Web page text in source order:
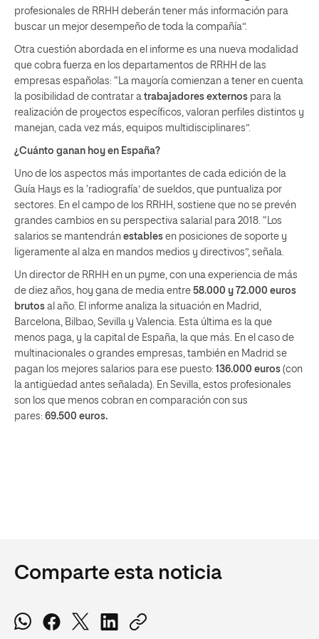
profesionales de RRHH deberán tener más información para
buscar un mejor desempeño de toda la compañía”.
Otra cuestión abordada en el informe es una nueva modalidad
que cobra fuerza en los departamentos de RRHH de las
empresas españolas: “La mayoría comienzan a tener en cuenta
la posibilidad de contratar a trabajadores externos para la
realización de proyectos específicos, valoran perfiles distintos y
manejan, cada vez más, equipos multidisciplinares”.
¿Cuánto ganan hoy en España?
Uno de los aspectos más importantes de cada edición de la
Guía Hays es la ‘radiografía’ de sueldos, que puntualiza por
sectores. En el campo de los RRHH, sostiene que no se prevén
grandes cambios en su perspectiva salarial para 2018. “Los
salarios se mantendrán estables en posiciones de soporte y
ligeramente al alza en mandos medios y directivos”, señala.
Un director de RRHH en un pyme, con una experiencia de más
de diez años, hoy gana de media entre 58.000 y 72.000 euros
brutos al año. El informe analiza la situación en Madrid,
Barcelona, Bilbao, Sevilla y Valencia. Esta última es la que
menos paga, y la capital de España, la que más. En el caso de
multinacionales o grandes empresas, también en Madrid se
pagan los mejores salarios para ese puesto: 136.000 euros (con
la antigüedad antes señalada). En Sevilla, estos profesionales
son los que menos cobran en comparación con sus
pares: 69.500 euros.
Comparte esta noticia